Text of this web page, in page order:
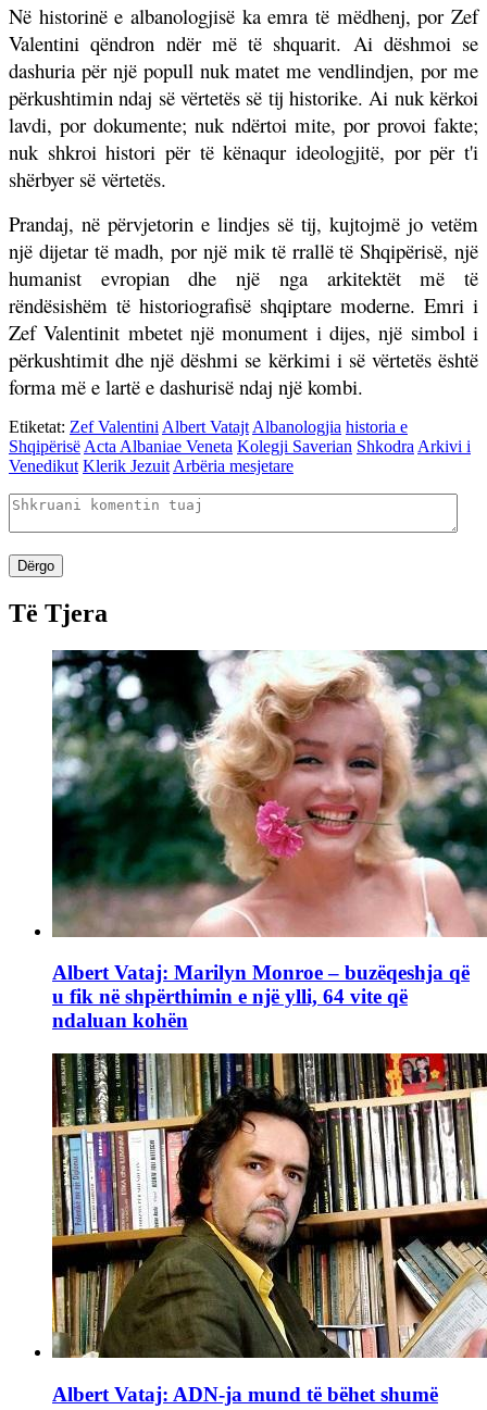
Në historinë e albanologjisë ka emra të mëdhenj, por Zef
Valentini qëndron ndër më të shquarit. Ai dëshmoi se
dashuria për një popull nuk matet me vendlindjen, por me
përkushtimin ndaj së vërtetës së tij historike. Ai nuk kërkoi
lavdi, por dokumente; nuk ndërtoi mite, por provoi fakte;
nuk shkroi histori për të kënaqur ideologjitë, por për t'i
shërbyer së vërtetës.
Prandaj, në përvjetorin e lindjes së tij, kujtojmë jo vetëm
një dijetar të madh, por një mik të rrallë të Shqipërisë, një
humanist evropian dhe një nga arkitektët më të
rëndësishëm të historiografisë shqiptare moderne. Emri i
Zef Valentinit mbetet një monument i dijes, një simbol i
përkushtimit dhe një dëshmi se kërkimi i së vërtetës është
forma më e lartë e dashurisë ndaj një kombi.
Etiketat: Zef Valentini Albert Vatajt Albanologjia historia e
Shqipërisë Acta Albaniae Veneta Kolegji Saverian Shkodra Arkivi i
Venedikut Klerik Jezuit Arbëria mesjetare
Dërgo
Të Tjera
Albert Vataj: Marilyn Monroe – buzëqeshja që
u fik në shpërthimin e një ylli, 64 vite që
ndaluan kohën
Albert Vataj: ADN-ja mund të bëhet shumë